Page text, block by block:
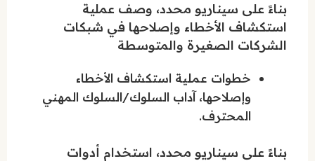
بناءً على سيناريو محدد، وصف عملية
استكشاف الأخطاء وإصلاحها في شبكات
الشركات الصغيرة والمتوسطة
خطوات عملية استكشاف الأخطاء
وإصلاحها، آداب السلوك/السلوك المهني
المحترف.
بناءً على سيناريو محدد، استخدام أدوات